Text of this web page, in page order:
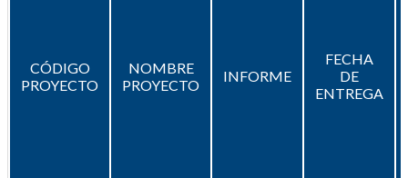
CÓDIGO
PROYECTO
NOMBRE
PROYECTO
INFORME
FECHA
DE
ENTREGA